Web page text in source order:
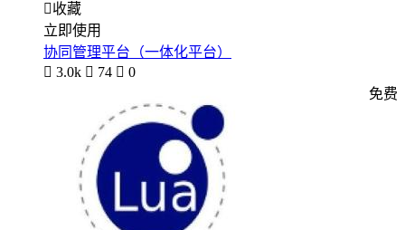
收藏
立即使用
协同管理平台（一体化平台）
 3.0k  74  0
免费